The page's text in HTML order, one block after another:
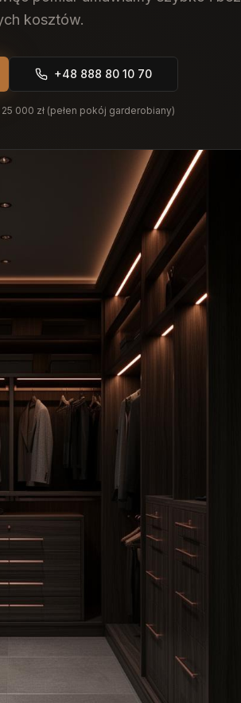
kosztów.
+48 888 80 10 70
000 zł (pełen pokój garderobiany)